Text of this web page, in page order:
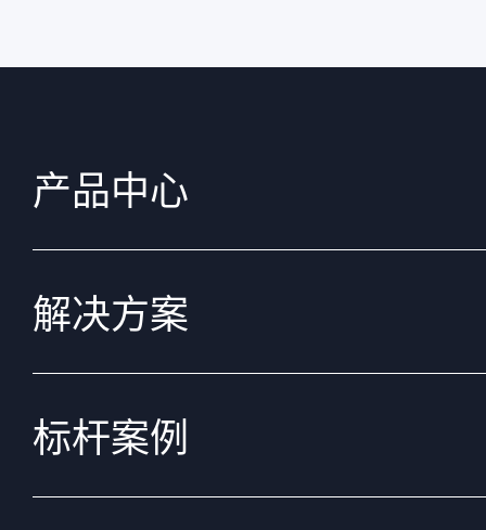
产品中心
解决方案
标杆案例